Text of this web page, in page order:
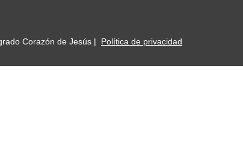
Corazón de Jesús | Política de privacidad